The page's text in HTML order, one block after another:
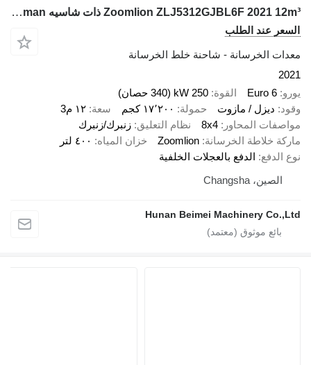
Zoomlion ZLJ5312GJBL6F 2021 12m³ ذات شاسيه Shacman
السعر عند الطلب
معدات الخرسانة - شاحنة خلط الخرسانة
2021
يورو Euro 6 القوة 250 kW (340 حصان)
وقود ديزل / مازوت حمولة ١٧٬٢٠٠ كجم سعة ١٢ م3
مواصفات المحاور
8x4 نظام التعليق زنبرك/زنبرك
ماركة خلاطة الخرسانة Zoomlion خزان المياه
٤٠٠ لتر
نوع الدفع الدفع بالعجلات الخلفية
الصين، Changsha
Hunan Beimei Machinery Co.,Ltd